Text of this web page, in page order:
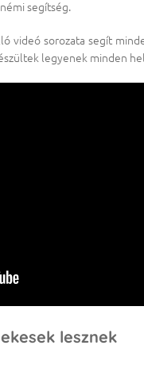
segítség.
videó sorozata segít
legyenek minden
lesznek